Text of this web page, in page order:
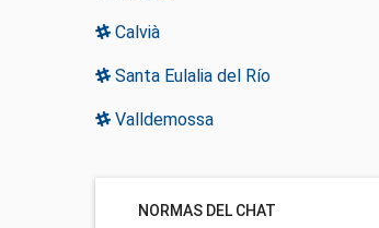
Calvià
Santa Eulalia del Río
Valldemossa
NORMAS DEL CHAT